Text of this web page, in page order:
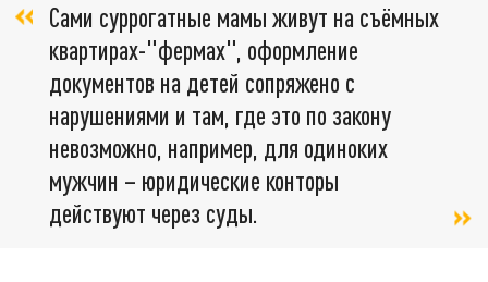
Сами суррогатные мамы живут на съёмных
квартирах-"фермах", оформление
документов на детей сопряжено с
нарушениями и там, где это по закону
невозможно, например, для одиноких
мужчин – юридические конторы
действуют через суды.